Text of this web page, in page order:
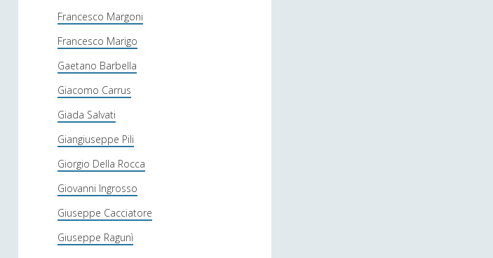
Francesco Margoni
Francesco Marigo
Gaetano Barbella
Giacomo Carrus
Giada Salvati
Giangiuseppe Pili
Giorgio Della Rocca
Giovanni Ingrosso
Giuseppe Cacciatore
Giuseppe Ragunì